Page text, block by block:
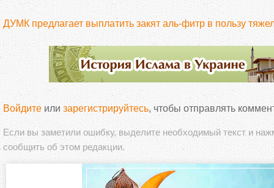
ДУМК предлагает выплатить закят аль-фитр в пользу
Войдите или зарегистрируйтесь, чтобы отправлять
Если вы заметили ошибку, выделите необходимый текст и
сообщить об этом редакции.